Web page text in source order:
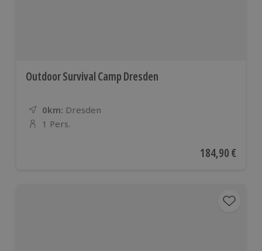
Outdoor Survival Camp Dresden
0km: Entfernung
Standort
Dresden
Anzahl der Teilnehmer
1 Pers.
Aktueller Preis
184,90 €